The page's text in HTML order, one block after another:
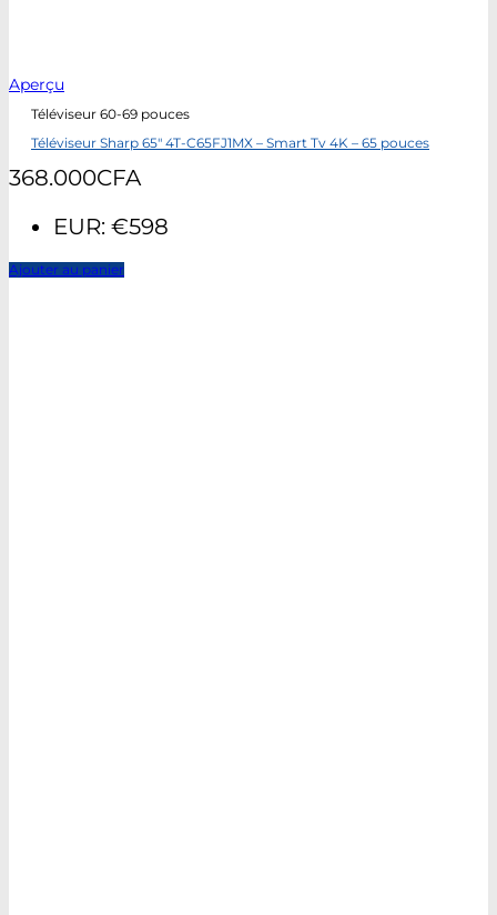
Aperçu
Téléviseur 60-69 pouces
Téléviseur Sharp 65″ 4T-C65FJ1MX – Smart Tv 4K – 65 pouces
368.000CFA
EUR: €598
Ajouter au panier